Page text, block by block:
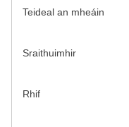
Teideal an mheáin
Sraithuimhir
Rhif